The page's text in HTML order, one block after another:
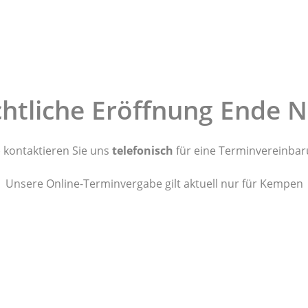
Eröffnung Ende
kontaktieren Sie uns telefonisch für eine
Unsere Online-Terminvergabe gilt aktuell nur für Kempen